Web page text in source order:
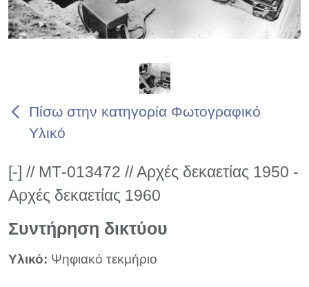
Πίσω στην κατηγορία Φωτογραφικό
Υλικό
[-] // ΜΤ-013472 // Αρχές δεκαετίας 1950 -
Αρχές δεκαετίας 1960
Συντήρηση δικτύου
Υλικό: Ψηφιακό τεκμήριο